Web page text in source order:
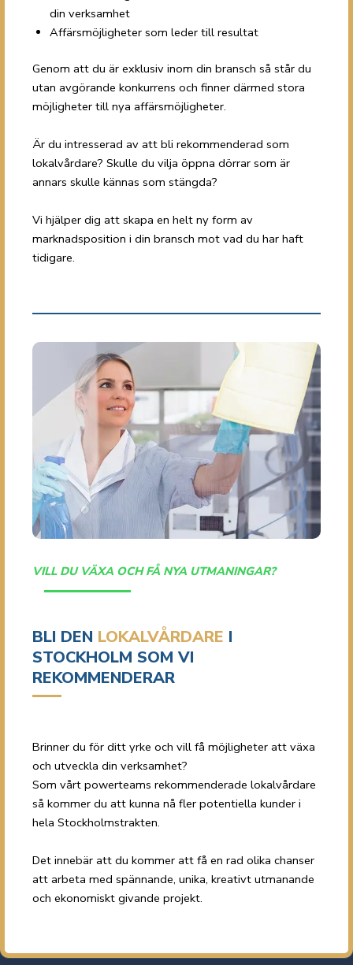
din verksamhet
Affärsmöjligheter som leder till resultat
Genom att du är exklusiv inom din bransch så står du
utan avgörande konkurrens och finner därmed stora
möjligheter till nya affärsmöjligheter.
Är du intresserad av att bli rekommenderad som
lokalvårdare? Skulle du vilja öppna dörrar som är
annars skulle kännas som stängda?
Vi hjälper dig att skapa en helt ny form av
marknadsposition i din bransch mot vad du har haft
tidigare.
VILL DU VÄXA OCH FÅ NYA UTMANINGAR?
BLI DEN LOKALVÅRDARE I
STOCKHOLM SOM VI
REKOMMENDERAR
Brinner du för ditt yrke och vill få möjligheter att växa
och utveckla din verksamhet?
Som vårt powerteams rekommenderade lokalvårdare
så kommer du att kunna nå fler potentiella kunder i
hela Stockholmstrakten.
Det innebär att du kommer att få en rad olika chanser
att arbeta med spännande, unika, kreativt utmanande
och ekonomiskt givande projekt.